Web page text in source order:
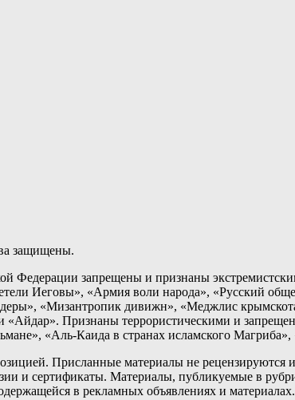
защищены.
запрещены и признаны
Иеговы», «Армия воли народа», «Русский
«Мизантропик дивижн», «Меджлис
Признаны террористическими и
«Аль-Каида в странах исламского Магриба»,
Присланные материалы не рецензируются
и сертификаты. Материалы, публикуемые в
в рекламных объявлениях и материалах.